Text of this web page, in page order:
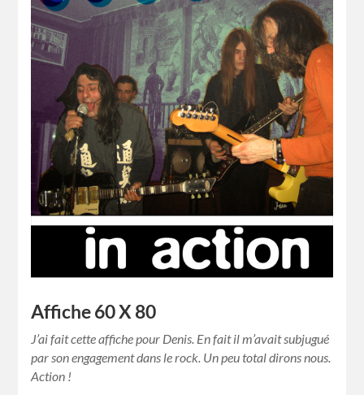
Affiche 60 X 80
J’ai fait cette affiche pour Denis. En fait il m’avait subjugué
par son engagement dans le rock. Un peu total dirons nous.
Action !